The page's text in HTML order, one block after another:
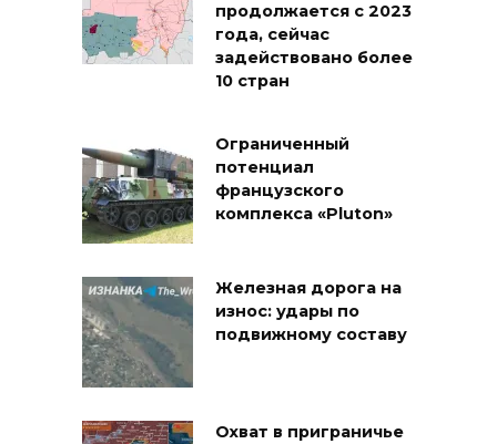
продолжается с 2023
года, сейчас
задействовано более
10 стран
Ограниченный
потенциал
французского
комплекса «Pluton»
Железная дорога на
износ: удары по
подвижному составу
Охват в приграничье